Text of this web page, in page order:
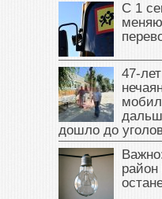
С 1
дошло до